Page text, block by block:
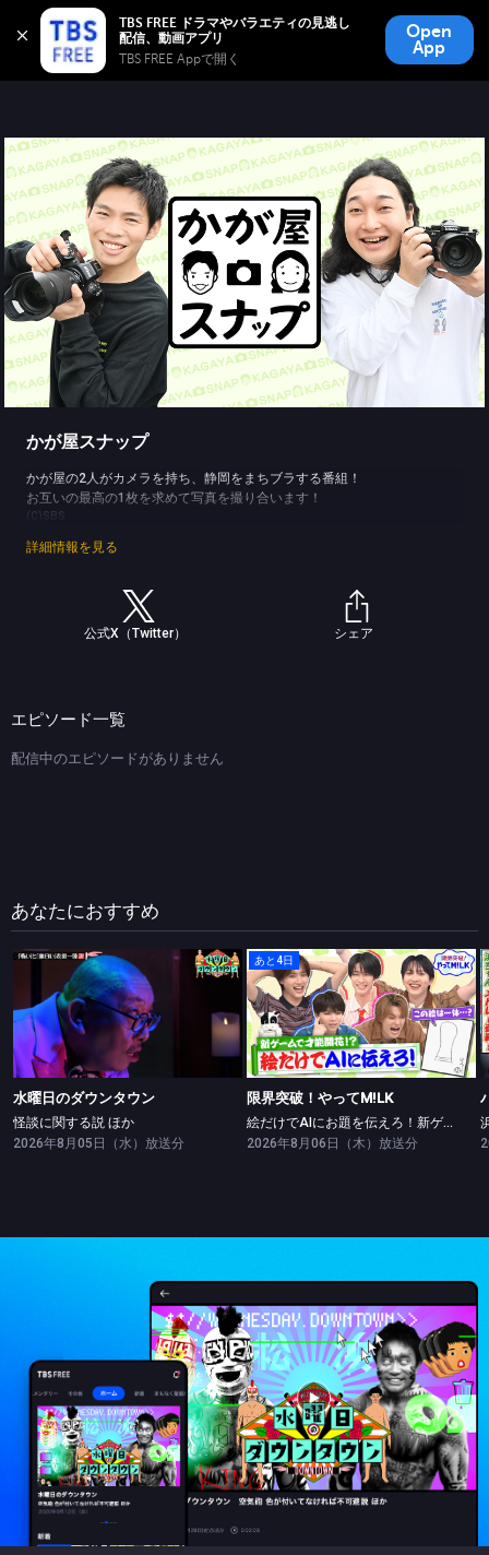
TBS FREE ドラマやバラエティの見逃し
TBS FREE Appで開く
Open
App
TBS FREE
無料見逃し配信
かが屋スナップ
かが屋の2人がカメラを持ち、静岡をまちブラする番組！
お互いの最高の1枚を求めて写真を撮り合います！
(C)SBS
詳細情報を見る
公式X（Twitter） シェア
エピソード一覧
配信中のエピソードがありません
あなたにおすすめ
水曜日のダウンタウン
怪談に関する説 ほか
水曜日のダウンタウン
怪談に関する説 ほか
2026年8月05日（水）放送分
あと4日
限界突破！やってM!LK
限界突破！やってM!LK
絵だけでAIにお題を伝えろ！新ゲームで絵の才能開花！？
2026年8月06日（木）放送分